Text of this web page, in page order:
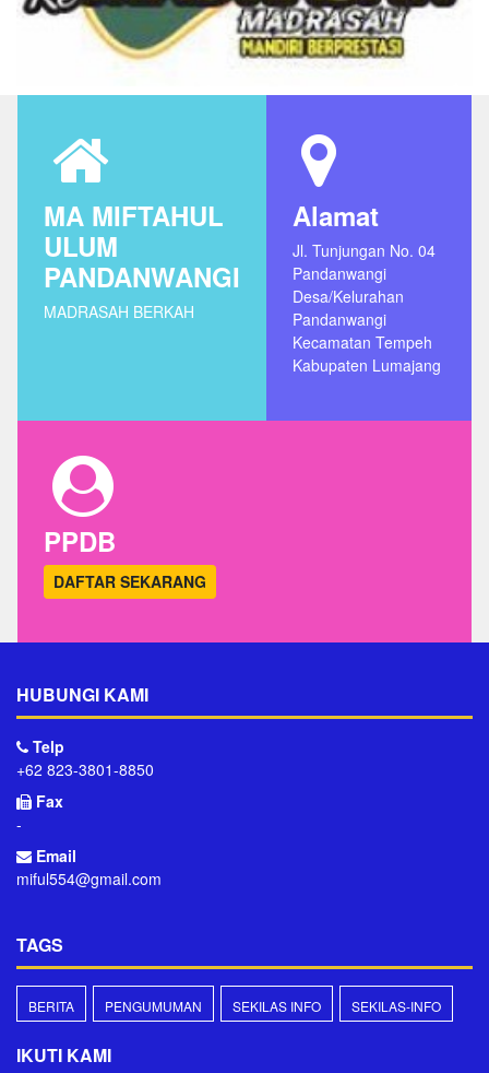
MA MIFTAHUL
ULUM
PANDANWANGI
MADRASAH BERKAH
Alamat
Jl. Tunjungan No. 04
Pandanwangi
Desa/Kelurahan
Pandanwangi
Kecamatan Tempeh
Kabupaten Lumajang
PPDB
DAFTAR SEKARANG
HUBUNGI KAMI
Telp
+62 823-3801-8850
Fax
-
Email
miful554@gmail.com
TAGS
BERITA PENGUMUMAN SEKILAS INFO SEKILAS-INFO
IKUTI KAMI